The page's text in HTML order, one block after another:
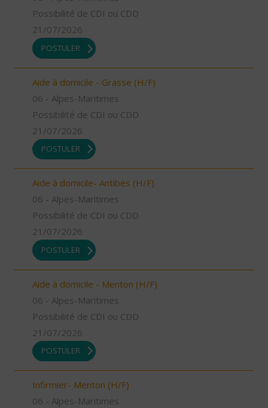
Possibilité de CDI ou CDD
21/07/2026
POSTULER
Aide à domicile - Grasse (H/F)
06 - Alpes-Maritimes
Possibilité de CDI ou CDD
21/07/2026
POSTULER
Aide à domicile- Antibes (H/F)
06 - Alpes-Maritimes
Possibilité de CDI ou CDD
21/07/2026
POSTULER
Aide à domicile - Menton (H/F)
06 - Alpes-Maritimes
Possibilité de CDI ou CDD
21/07/2026
POSTULER
Infirmier- Menton (H/F)
06 - Alpes-Maritimes